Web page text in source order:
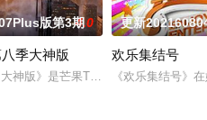
版第3期4.0
季大神版
大神版》是芒果TV超大型密室逃脱真
更新
欢乐集结号
《欢乐集结号》